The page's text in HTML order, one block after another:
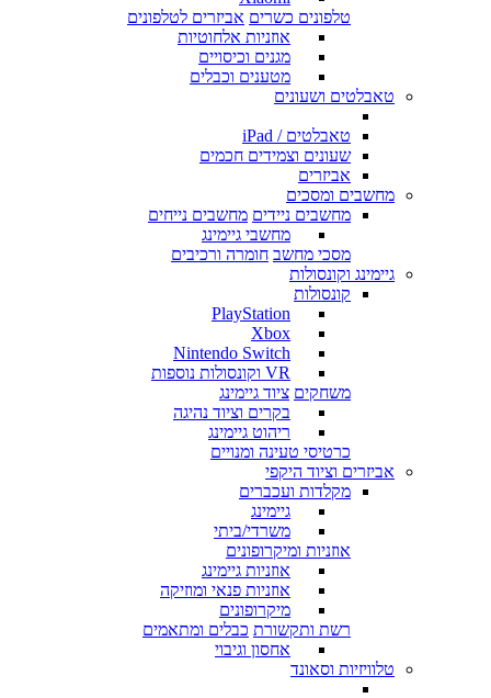
טלפונים כשרים אביזרים לטלפונים
אוזניות אלחוטיות
מגנים וכיסויים
מטענים וכבלים
טאבלטים ושעונים
טאבלטים / iPad
שעונים וצמידים חכמים
אביזרים
מחשבים ומסכים
מחשבים ניידים מחשבים נייחים
מחשבי גיימינג
מסכי מחשב חומרה ורכיבים
גיימינג וקונסולות
קונסולות
PlayStation
Xbox
Nintendo Switch
VR וקונסולות נוספות
משחקים ציוד גיימינג
בקרים וציוד נהיגה
ריהוט גיימינג
כרטיסי טעינה ומנויים
אביזרים וציוד היקפי
מקלדות ועכברים
גיימינג
משרדי/ביתי
אוזניות ומיקרופונים
אוזניות גיימינג
אוזניות פנאי ומוזיקה
מיקרופונים
רשת ותקשורת כבלים ומתאמים
אחסון וגיבוי
טלוויזיות וסאונד